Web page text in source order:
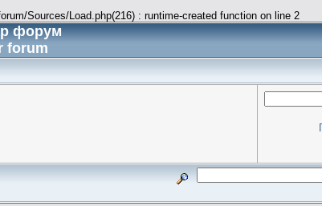
Sources/Load.php(216) : runtime-created function on line 2
форум
forum